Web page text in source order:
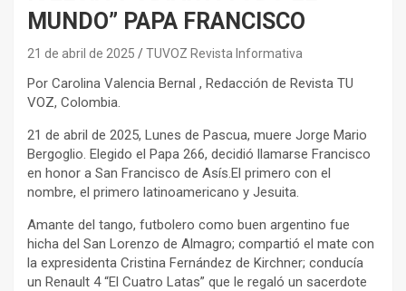
MUNDO” PAPA FRANCISCO
21 de abril de 2025 TUVOZ Revista Informativa
Por Carolina Valencia Bernal , Redacción de Revista TU
VOZ, Colombia.
21 de abril de 2025, Lunes de Pascua, muere Jorge Mario
Bergoglio. Elegido el Papa 266, decidió llamarse Francisco
en honor a San Francisco de Asís.El primero con el
nombre, el primero latinoamericano y Jesuita.
Amante del tango, futbolero como buen argentino fue
hicha del San Lorenzo de Almagro; compartió el mate con
la expresidenta Cristina Fernández de Kirchner; conducía
un Renault 4 “El Cuatro Latas” que le regaló un sacerdote